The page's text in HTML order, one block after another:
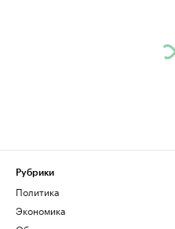
Рубрики
Политика
Экономика